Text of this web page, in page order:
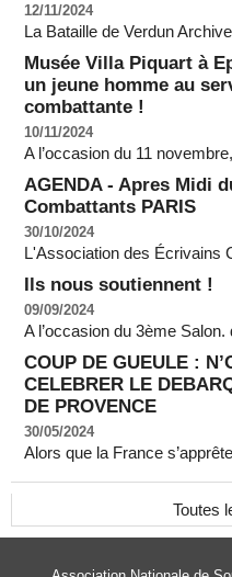
12/11/2024
La Bataille de Verdun
Musée Villa Piquart à
un jeune homme au
combattante !
10/11/2024
A l’occasion du 11
AGENDA - Apres Midi
Combattants PARIS
30/10/2024
L'Association des Écrivains
Ils nous soutiennent !
09/09/2024
A l’occasion du 3ème
COUP DE GUEULE :
CELEBRER LE
DE PROVENCE
30/05/2024
Alors que la France
Toutes